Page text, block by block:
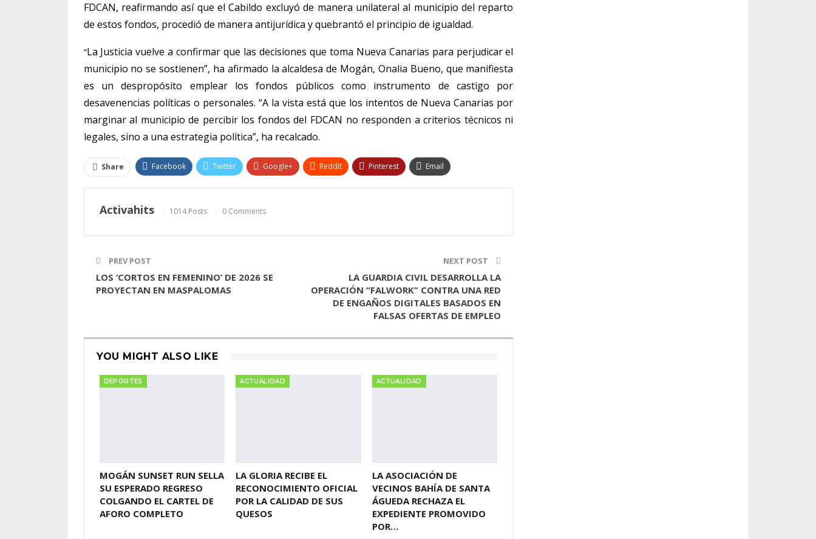
FDCAN, reafirmando así que el Cabildo excluyó de manera unilateral al municipio del reparto
de estos fondos, procedió de manera antijurídica y quebrantó el principio de igualdad.
“La Justicia vuelve a confirmar que las decisiones que toma Nueva Canarias para perjudicar el
municipio no se sostienen”, ha afirmado la alcaldesa de Mogán, Onalia Bueno, que manifiesta
es un despropósito emplear los fondos públicos como instrumento de castigo por
desavenencias políticas o personales. “A la vista está que los intentos de Nueva Canarias por
marginar al municipio de percibir los fondos del FDCAN no responden a criterios técnicos ni
legales, sino a una estrategia política”, ha recalcado.
Share Facebook Twitter Google+ ReddIt Pinterest Email
Activahits 1014 Posts 0 Comments
PREV POST
LOS ‘CORTOS EN FEMENINO’ DE 2026 SE
PROYECTAN EN MASPALOMAS
NEXT POST
LA GUARDIA CIVIL DESARROLLA LA
OPERACIÓN “FALWORK” CONTRA UNA RED
DE ENGAÑOS DIGITALES BASADOS EN
FALSAS OFERTAS DE EMPLEO
YOU MIGHT ALSO LIKE
DEPORTES
MOGÁN SUNSET RUN SELLA
SU ESPERADO REGRESO
COLGANDO EL CARTEL DE
AFORO COMPLETO
ACTUALIDAD
LA GLORIA RECIBE EL
RECONOCIMIENTO OFICIAL
POR LA CALIDAD DE SUS
QUESOS
ACTUALIDAD
LA ASOCIACIÓN DE
VECINOS BAHÍA DE SANTA
ÁGUEDA RECHAZA EL
EXPEDIENTE PROMOVIDO
POR…